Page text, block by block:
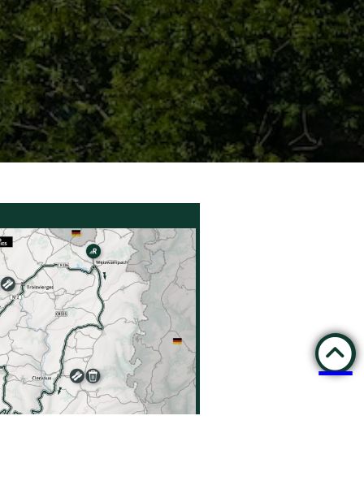
der Teams
Datenschutzbestimmungen